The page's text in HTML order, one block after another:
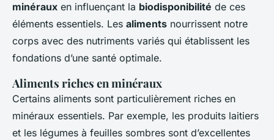
minéraux en influençant la biodisponibilité de ces
éléments essentiels. Les aliments nourrissent notre
corps avec des nutriments variés qui établissent les
fondations d’une santé optimale.
Aliments riches en minéraux
Certains aliments sont particulièrement riches en
minéraux essentiels. Par exemple, les produits laitiers
et les légumes à feuilles sombres sont d’excellentes